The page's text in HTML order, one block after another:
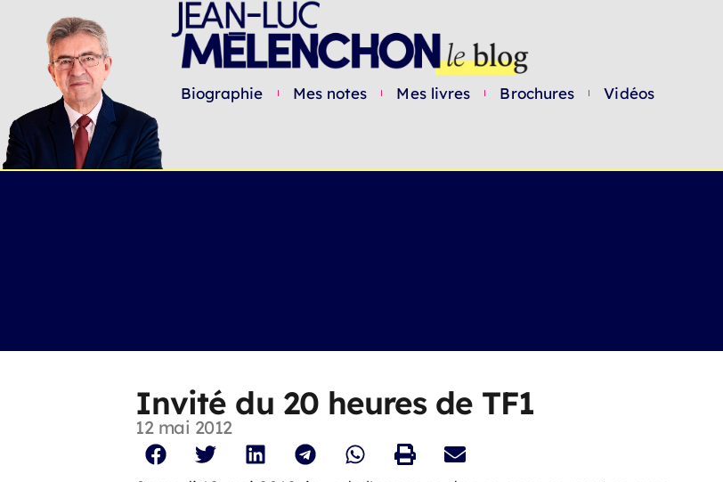
Biographie Mes notes Mes livres Brochures Vidéos
Invité du 20 heures de TF1
12 mai 2012